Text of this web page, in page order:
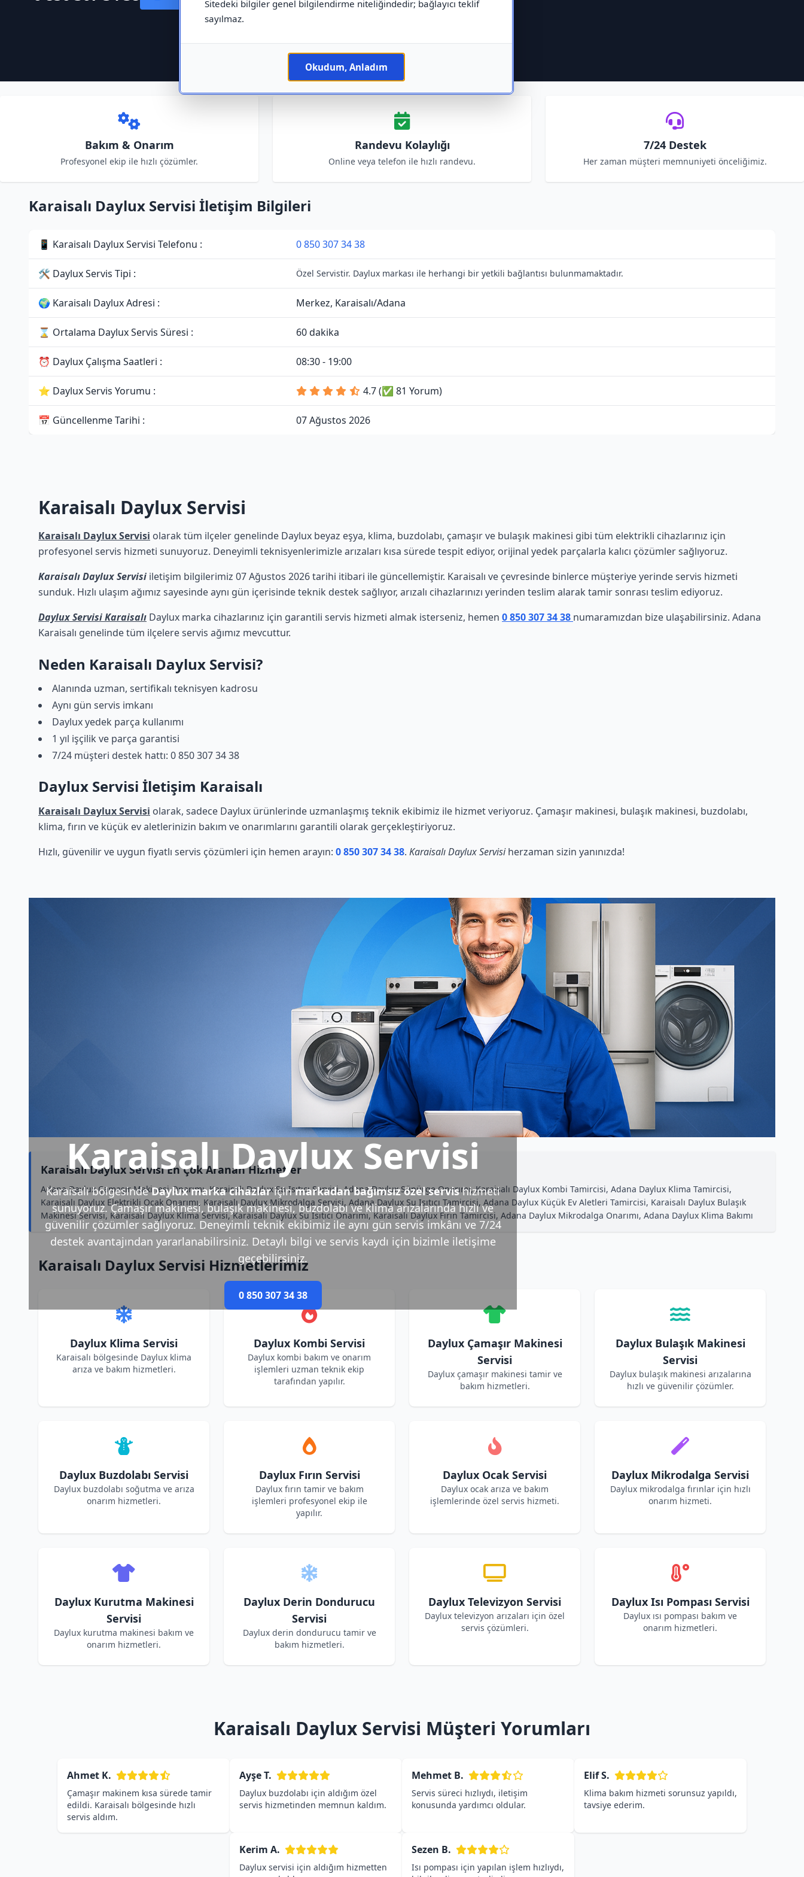
Sitedeki bilgiler genel bilgilendirme niteliğindedir; bağlayıcı teklif
sayılmaz.
Okudum, Anladım
Bakım & Onarım
Profesyonel ekip ile hızlı çözümler.
Randevu Kolaylığı
Online veya telefon ile hızlı randevu.
7/24 Destek
Her zaman müşteri memnuniyeti önceliğimiz.
Karaisalı Daylux Servisi İletişim Bilgileri
📱 Karaisalı Daylux Servisi Telefonu : 0 850 307 34 38
🛠 Daylux Servis Tipi : Özel Servistir. Daylux markası ile herhangi bir yetkili bağlantısı bulunmamaktadır.
🌍 Karaisalı Daylux Adresi : Merkez, Karaisalı/Adana
⌛ Ortalama Daylux Servis Süresi : 60 dakika
⏰ Daylux Çalışma Saatleri : 08:30 - 19:00
⭐ Daylux Servis Yorumu : 4.7 (✅ 81 Yorum)
📅 Güncellenme Tarihi : 07 Ağustos 2026
Karaisalı Daylux Servisi
Karaisalı Daylux Servisi olarak tüm ilçeler genelinde Daylux beyaz eşya, klima, buzdolabı, çamaşır ve bulaşık makinesi gibi tüm elektrikli cihazlarınız için
profesyonel servis hizmeti sunuyoruz. Deneyimli teknisyenlerimizle arızaları kısa sürede tespit ediyor, orijinal yedek parçalarla kalıcı çözümler sağlıyoruz.
Karaisalı Daylux Servisi iletişim bilgilerimiz 07 Ağustos 2026 tarihi itibari ile güncellemiştir. Karaisalı ve çevresinde binlerce müşteriye yerinde servis hizmeti
sunduk. Hızlı ulaşım ağımız sayesinde aynı gün içerisinde teknik destek sağlıyor, arızalı cihazlarınızı yerinden teslim alarak tamir sonrası teslim ediyoruz.
Daylux Servisi Karaisalı Daylux marka cihazlarınız için garantili servis hizmeti almak isterseniz, hemen 0 850 307 34 38 numaramızdan bize ulaşabilirsiniz. Adana
Karaisalı genelinde tüm ilçelere servis ağımız mevcuttur.
Neden Karaisalı Daylux Servisi?
Alanında uzman, sertifikalı teknisyen kadrosu
Aynı gün servis imkanı
Daylux yedek parça kullanımı
1 yıl işçilik ve parça garantisi
7/24 müşteri destek hattı: 0 850 307 34 38
Daylux Servisi İletişim Karaisalı
Karaisalı Daylux Servisi olarak, sadece Daylux ürünlerinde uzmanlaşmış teknik ekibimiz ile hizmet veriyoruz. Çamaşır makinesi, bulaşık makinesi, buzdolabı,
klima, fırın ve küçük ev aletlerinizin bakım ve onarımlarını garantili olarak gerçekleştiriyoruz.
Hızlı, güvenilir ve uygun fiyatlı servis çözümleri için hemen arayın: 0 850 307 34 38. Karaisalı Daylux Servisiherzaman sizin yanınızda!
Karaisalı Daylux Servisi
Karaisalı bölgesindeDaylux marka cihazlariçinmarkadan bağımsız özel servishizmeti
sunuyoruz. Çamaşır makinesi, bulaşık makinesi, buzdolabı ve klima arızalarında hızlı ve
güvenilir çözümler sağlıyoruz. Deneyimli teknik ekibimiz ile aynı gün servis imkânı ve 7/24
destek avantajından yararlanabilirsiniz. Detaylı bilgi ve servis kaydı için bizimle iletişime
geçebilirsiniz.
0 850 307 34 38
Karaisalı Daylux Servisi En Çok Aranan Hizmetler
Adana Daylux Çamaşır Makinesi Onarımı, Karaisalı Daylux Su Isıtıcı Servisi, Adana Daylux Süpürge Onarımı, Karaisalı Daylux Kombi Tamircisi, Adana Daylux Klima Tamircisi,
Karaisalı Daylux Elektrikli Ocak Onarımı, Karaisalı Daylux Mikrodalga Servisi, Adana Daylux Su Isıtıcı Tamircisi, Adana Daylux Küçük Ev Aletleri Tamircisi, Karaisalı Daylux Bulaşık
Makinesi Servisi, Karaisalı Daylux Klima Servisi, Karaisalı Daylux Su Isıtıcı Onarımı, Karaisalı Daylux Fırın Tamircisi, Adana Daylux Mikrodalga Onarımı, Adana Daylux Klima Bakımı
Karaisalı Daylux Servisi Hizmetlerimiz
Daylux Klima Servisi
Karaisalı bölgesinde Daylux klima
arıza ve bakım hizmetleri.
Daylux Kombi Servisi
Daylux kombi bakım ve onarım
işlemleri uzman teknik ekip
tarafından yapılır.
Daylux Çamaşır Makinesi
Servisi
Daylux çamaşır makinesi tamir ve
bakım hizmetleri.
Daylux Bulaşık Makinesi
Servisi
Daylux bulaşık makinesi arızalarına
hızlı ve güvenilir çözümler.
Daylux Buzdolabı Servisi
Daylux buzdolabı soğutma ve arıza
onarım hizmetleri.
Daylux Fırın Servisi
Daylux fırın tamir ve bakım
işlemleri profesyonel ekip ile
yapılır.
Daylux Ocak Servisi
Daylux ocak arıza ve bakım
işlemlerinde özel servis hizmeti.
Daylux Mikrodalga Servisi
Daylux mikrodalga fırınlar için hızlı
onarım hizmeti.
Daylux Kurutma Makinesi
Servisi
Daylux kurutma makinesi bakım ve
onarım hizmetleri.
Daylux Derin Dondurucu
Servisi
Daylux derin dondurucu tamir ve
bakım hizmetleri.
Daylux Televizyon Servisi
Daylux televizyon arızaları için özel
servis çözümleri.
Daylux Isı Pompası Servisi
Daylux ısı pompası bakım ve
onarım hizmetleri.
Karaisalı Daylux Servisi Müşteri Yorumları
Ahmet K.
Çamaşır makinem kısa sürede tamir
edildi. Karaisalı bölgesinde hızlı
servis aldım.
Ayşe T.
Daylux buzdolabı için aldığım özel
servis hizmetinden memnun kaldım.
Mehmet B.
Servis süreci hızlıydı, iletişim
konusunda yardımcı oldular.
Elif S.
Klima bakım hizmeti sorunsuz yapıldı,
tavsiye ederim.
Kerim A.
Daylux servisi için aldığım hizmetten
Sezen B.
Isı pompası için yapılan işlem hızlıydı,